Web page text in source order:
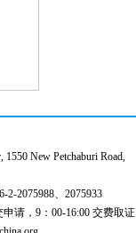
New Petchaburi Road,
2-2075988、2075933
请，9：00-16:00 交费取证